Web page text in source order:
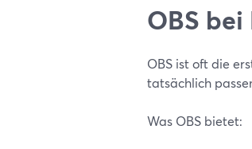
OBS
OBS ist oft die
tatsächlich
Was OBS bietet: